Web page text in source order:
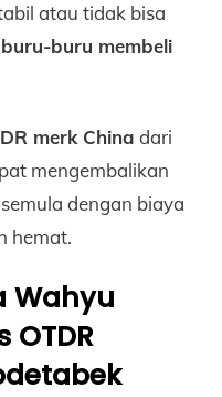
atau tidak bisa
buru membeli
merk China dari
mengembalikan
dengan biaya
hemat.
Wahyu
OTDR